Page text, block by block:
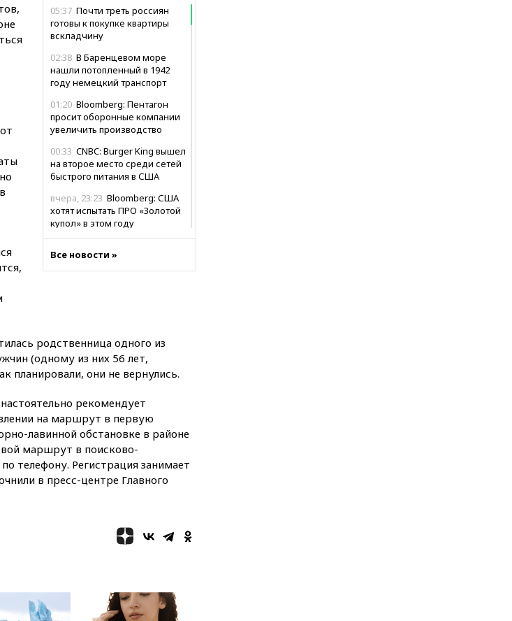
05:37 Почти треть россиян
готовы к покупке квартиры
вскладчину
02:38 В Баренцевом море
нашли потопленный в 1942
году немецкий транспорт
01:20 Bloomberg: Пентагон
просит оборонные компании
увеличить производство
00:33 CNBC: Burger King вышел
на второе место среди сетей
быстрого питания в США
вчера, 23:23 Bloomberg: США
хотят испытать ПРО «Золотой
купол» в этом году
у России есть право провести
ЧЕ по водным видам спорта в
«Ласточка»
вчера, 21:12«Зенит» проиграл
дебютанту РПЛ «Родине» со
вчера, 20:44WSJ: Трамп уже
готов прекратить войну с
Ираном без ядерной сделки
вчера, 20:12Финляндия не
намерена передавать Украине
ракеты для Patriot
автоштрафов для
иностранцев с 60 дней до
оперативно нарастить
производство вооружений
Все новости »
родственница одного из
(одному из них 56 лет,
планировали, они не вернулись.
рекомендует
на маршрут в первую
лавинной обстановке в районе
маршрут в поисково-
телефону. Регистрация занимает
в пресс-центре Главного